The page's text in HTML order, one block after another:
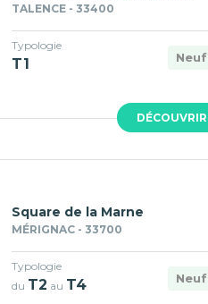
DÉCOUVRIR
TALENCE - 33400
Neuf
Typologie
T1
Square de la Marne
MÉRIGNAC - 33700
Neuf
Typologie
du T2 au T4